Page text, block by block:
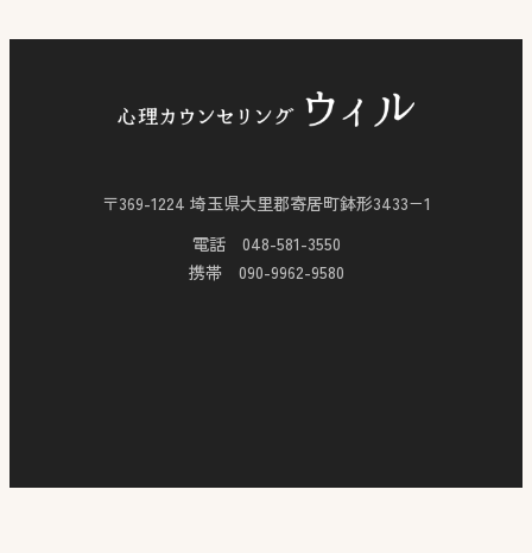
〒369-1224 埼玉県大里郡寄居町鉢形3433−1
電話 048-581-3550
携帯 090-9962-9580